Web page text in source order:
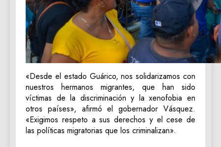
«Desde el estado Guárico, nos solidarizamos con
nuestros hermanos migrantes, que han sido
víctimas de la discriminación y la xenofobia en
otros países», afirmó el gobernador Vásquez.
«Exigimos respeto a sus derechos y el cese de
las políticas migratorias que los criminalizan».